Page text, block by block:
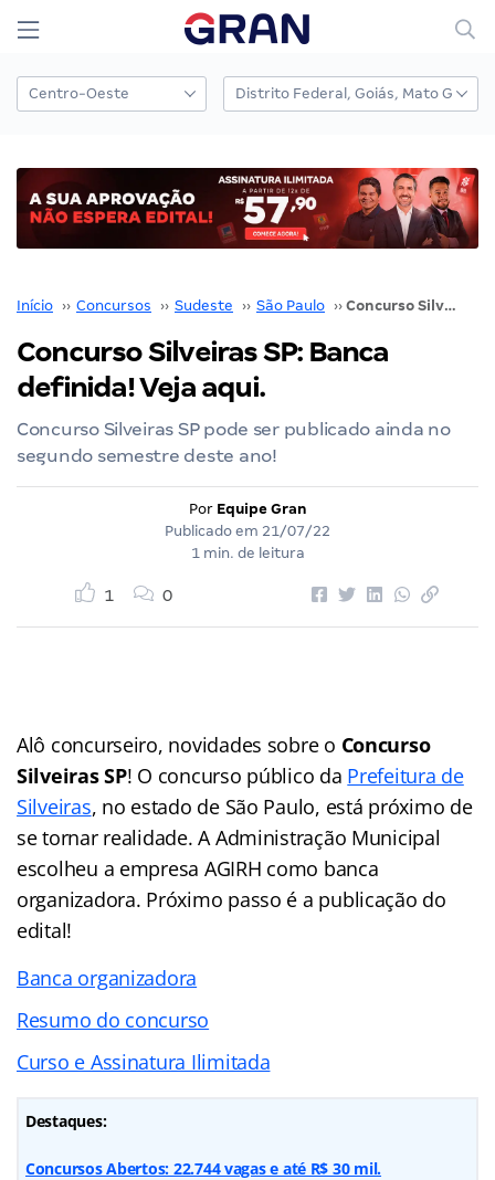
Início ›› Concursos ›› Sudeste ›› São Paulo ›› Concurso Silveiras SP: Banca definida! Veja aqui.
Concurso Silveiras SP: Banca
definida! Veja aqui.
Concurso Silveiras SP pode ser publicado ainda no
segundo semestre deste ano!
Por Equipe Gran
Publicado em 21/07/22
1 min. de leitura
1 0
Alô concurseiro, novidades sobre o Concurso
Silveiras SP! O concurso público da Prefeitura de
Silveiras, no estado de São Paulo, está próximo de
se tornar realidade. A Administração Municipal
escolheu a empresa AGIRH como banca
organizadora. Próximo passo é a publicação do
edital!
Banca organizadora
Resumo do concurso
Curso e Assinatura Ilimitada
Destaques:
Concursos Abertos: 22.744 vagas e até R$ 30 mil.